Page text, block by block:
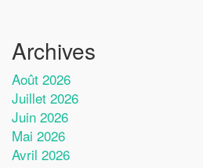
Archives
Août 2026
Juillet 2026
Juin 2026
Mai 2026
Avril 2026